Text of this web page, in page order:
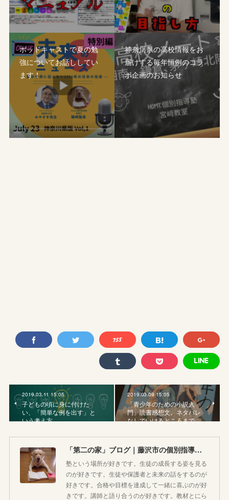
ポッドキャストで夏の勉
強についてお話ししてい
ます！
神奈川県の高校情報をお
届けする毎年恒例のコラ
ボ企画のお知らせ
2019.03.11 15:05
子どもの頃に身に付けた
い、「簡単な例を出す」と
いう考え方
2019.03.09 15:05
「青少年のための小説入
門」読書感想文。ネタバレ
なしでいけるところまで…
「第二の家」ブログ｜藤沢市の個別指導塾のお話
塾という場所が好きです。生徒の成長する姿を見る
のが好きです。生徒や保護者と未来の話をするのが
好きです。合格や目標を達成して一緒に喜ぶのが好
きです。講師と語り合うのが好きです。教材とにら